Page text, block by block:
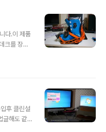
다.이 제품
크를 장만
? 이런생
셋팅해
품이라서
는 이런게
후 클린설
글해도 같